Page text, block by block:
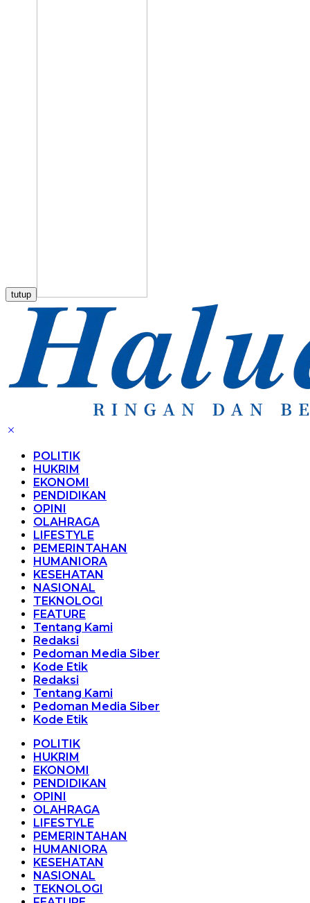
tutup
POLITIK
HUKRIM
EKONOMI
PENDIDIKAN
OPINI
OLAHRAGA
LIFESTYLE
PEMERINTAHAN
HUMANIORA
KESEHATAN
NASIONAL
TEKNOLOGI
FEATURE
Tentang Kami
Redaksi
Pedoman Media Siber
Kode Etik
Redaksi
Tentang Kami
Pedoman Media Siber
Kode Etik
POLITIK
HUKRIM
EKONOMI
PENDIDIKAN
OPINI
OLAHRAGA
LIFESTYLE
PEMERINTAHAN
HUMANIORA
KESEHATAN
NASIONAL
TEKNOLOGI